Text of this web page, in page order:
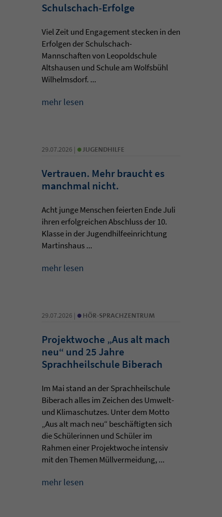
Schulschach-Erfolge
Viel Zeit und Engagement stecken in den
Erfolgen der Schulschach-
Mannschaften von Leopoldschule
Altshausen und Schule am Wolfsbühl
Wilhelmsdorf. ...
mehr lesen
29.07.2026 | • JUGENDHILFE
Vertrauen. Mehr braucht es
manchmal nicht.
Acht junge Menschen feierten Ende Juli
ihren erfolgreichen Abschluss der 10.
Klasse in der Jugendhilfeeinrichtung
Martinshaus ...
mehr lesen
29.07.2026 | • HÖR-SPRACHZENTRUM
Projektwoche „Aus alt mach
neu“ und 25 Jahre
Sprachheilschule Biberach
Im Mai stand an der Sprachheilschule
Biberach alles im Zeichen des Umwelt-
und Klimaschutzes. Unter dem Motto
„Aus alt mach neu“ beschäftigten sich
die Schülerinnen und Schüler im
Rahmen einer Projektwoche intensiv
mit den Themen Müllvermeidung, ...
mehr lesen